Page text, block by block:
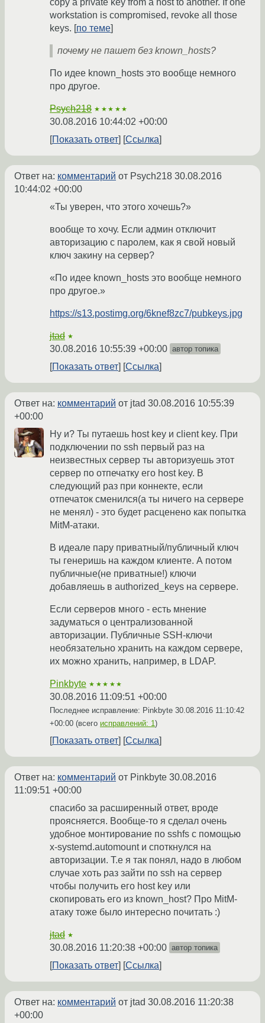
copy a private key from a host to another. If one
workstation is compromised, revoke all those
keys. [по теме]
почему не пашет без known_hosts?
По идее known_hosts это вообще немного
про другое.
Psych218 ★★★★★
30.08.2016 10:44:02 +00:00
Показать ответ
Ссылка
Ответ на: комментарий от Psych218 30.08.2016
10:44:02 +00:00
«Ты уверен, что этого хочешь?»
вообще то хочу. Если админ отключит
авторизацию с паролем, как я свой новый
ключ закину на сервер?
«По идее known_hosts это вообще немного
про другое.»
https://s13.postimg.org/6knef8zc7/pubkeys.jpg
jtad ★
30.08.2016 10:55:39 +00:00 автор топика
Показать ответ Ссылка
Ответ на: комментарий от jtad 30.08.2016 10:55:39
+00:00
Ну и? Ты путаешь host key и client key. При
подключении по ssh первый раз на
неизвестных сервер ты авторизуешь этот
сервер по отпечатку его host key. В
следующий раз при коннекте, если
отпечаток сменился(а ты ничего на сервере
не менял) - это будет расценено как попытка
MitM-атаки.
В идеале пару приватный/публичный ключ
ты генеришь на каждом клиенте. А потом
публичные(не приватные!) ключи
добавляешь в authorized_keys на сервере.
Если серверов много - есть мнение
задуматься о централизованной
авторизации. Публичные SSH-ключи
необязательно хранить на каждом сервере,
их можно хранить, например, в LDAP.
Pinkbyte ★★★★★
30.08.2016 11:09:51 +00:00
Последнее исправление: Pinkbyte 30.08.2016 11:10:42
+00:00 (всего исправлений: 1)
Показать ответ Ссылка
Ответ на: комментарий от Pinkbyte 30.08.2016
11:09:51 +00:00
спасибо за расширенный ответ, вроде
проясняется. Вообще-то я сделал очень
удобное монтирование по sshfs с помощью
x-systemd.automount и споткнулся на
авторизации. Т.е я так понял, надо в любом
случае хоть раз зайти по ssh на сервер
чтобы получить его host key или
скопировать его из known_host? Про MitM-
атаку тоже было интересно почитать :)
jtad ★
30.08.2016 11:20:38 +00:00 автор топика
Показать ответ Ссылка
Ответ на: комментарий от jtad 30.08.2016 11:20:38
+00:00